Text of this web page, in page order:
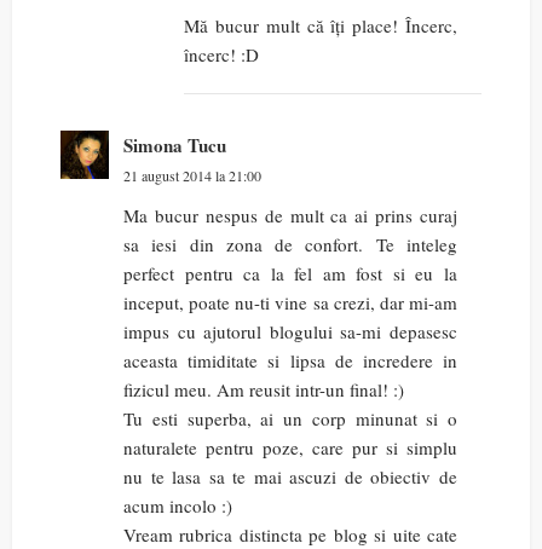
Mă bucur mult că îți place! Încerc,
încerc! :D
Simona Tucu
21 august 2014 la 21:00
Ma bucur nespus de mult ca ai prins curaj
sa iesi din zona de confort. Te inteleg
perfect pentru ca la fel am fost si eu la
inceput, poate nu-ti vine sa crezi, dar mi-am
impus cu ajutorul blogului sa-mi depasesc
aceasta timiditate si lipsa de incredere in
fizicul meu. Am reusit intr-un final! :)
Tu esti superba, ai un corp minunat si o
naturalete pentru poze, care pur si simplu
nu te lasa sa te mai ascuzi de obiectiv de
acum incolo :)
Vream rubrica distincta pe blog si uite cate